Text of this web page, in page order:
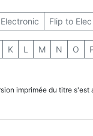
Electronic Flip to Elec
K L M N O
imprimée du titre